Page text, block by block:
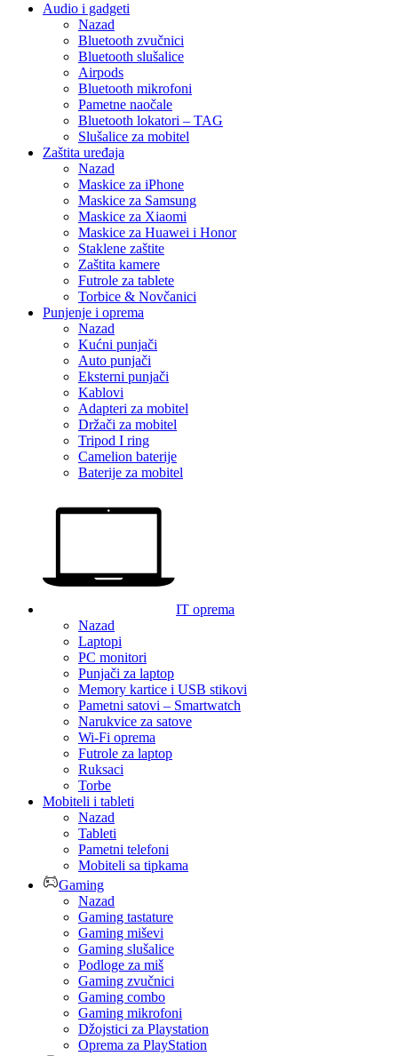
Audio i gadgeti
Nazad
Bluetooth zvučnici
Bluetooth slušalice
Airpods
Bluetooth mikrofoni
Pametne naočale
Bluetooth lokatori – TAG
Slušalice za mobitel
Zaštita uređaja
Nazad
Maskice za iPhone
Maskice za Samsung
Maskice za Xiaomi
Maskice za Huawei i Honor
Staklene zaštite
Zaštita kamere
Futrole za tablete
Torbice & Novčanici
Punjenje i oprema
Nazad
Kućni punjači
Auto punjači
Eksterni punjači
Kablovi
Adapteri za mobitel
Držači za mobitel
Tripod I ring
Camelion baterije
Baterije za mobitel
IT oprema
Nazad
Laptopi
PC monitori
Punjači za laptop
Memory kartice i USB stikovi
Pametni satovi – Smartwatch
Narukvice za satove
Wi-Fi oprema
Futrole za laptop
Ruksaci
Torbe
Mobiteli i tableti
Nazad
Tableti
Pametni telefoni
Mobiteli sa tipkama
Gaming
Nazad
Gaming tastature
Gaming miševi
Gaming slušalice
Podloge za miš
Gaming zvučnici
Gaming combo
Gaming mikrofoni
Džojstici za Playstation
Oprema za PlayStation